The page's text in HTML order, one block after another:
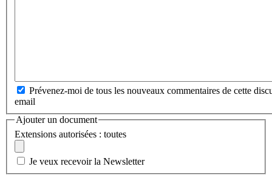
Prévenez-moi de tous les nouveaux commentaires de cette
email
Ajouter un document
Extensions autorisées : toutes
Je veux recevoir la Newsletter